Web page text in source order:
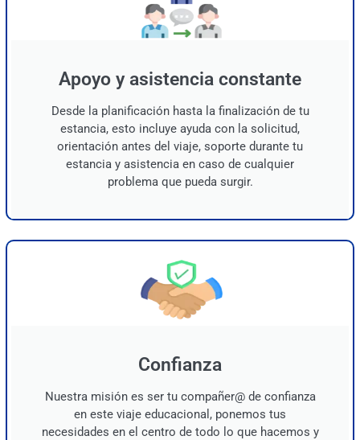
Apoyo y asistencia constante
Desde la planificación hasta la finalización de tu
estancia, esto incluye ayuda con la solicitud,
orientación antes del viaje, soporte durante tu
estancia y asistencia en caso de cualquier
problema que pueda surgir.
Confianza
Nuestra misión es ser tu compañer@ de confianza
en este viaje educacional, ponemos tus
necesidades en el centro de todo lo que hacemos y